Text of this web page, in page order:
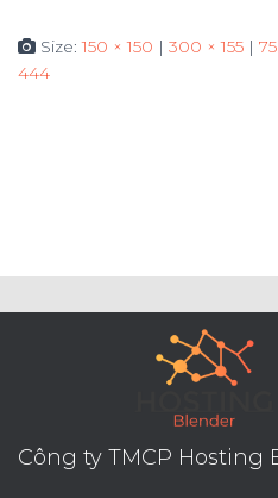
Size:150 × 150 | 300 × 155 |
444
Công ty TMCP Hosting